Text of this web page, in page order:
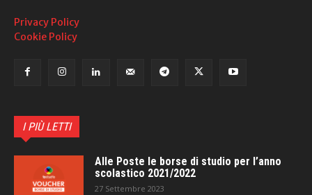
Privacy Policy
Cookie Policy
I PIÙ LETTI
Alle Poste le borse di studio per l’anno
scolastico 2021/2022
27 Settembre 2023